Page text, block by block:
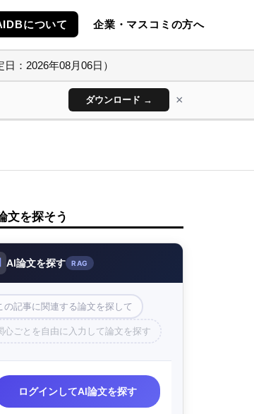
について 企業・マスコミの方へ
日：2026年08月06日）
ダウンロード → ×
文を探そう
AI論文を探す RAG
の記事に関連する論文を探して
心ごとを自由に入力して論文を探す
ログインしてAI論文を探す